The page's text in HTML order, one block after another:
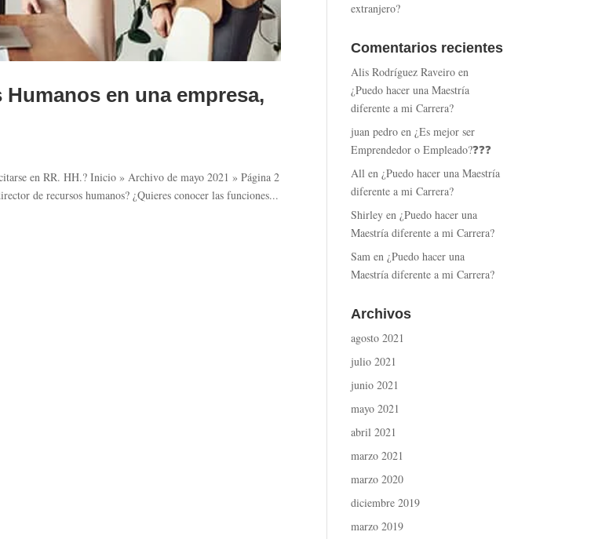
en una empresa,
en RR. HH.? Inicio » Archivo de mayo 2021 » Página 2
de recursos humanos? ¿Quieres conocer las funciones...
extranjero?
Comentarios recientes
Alis Rodríguez Raveiro en
¿Puedo hacer una Maestría
diferente a mi Carrera?
juan pedro en¿Es mejor ser
Emprendedor o Empleado?❓❓❓
All en¿Puedo hacer una Maestría
diferente a mi Carrera?
Shirley en¿Puedo hacer una
Maestría diferente a mi Carrera?
Sam en¿Puedo hacer una
Maestría diferente a mi Carrera?
Archivos
agosto 2021
julio 2021
junio 2021
mayo 2021
abril 2021
marzo 2021
marzo 2020
diciembre 2019
marzo 2019